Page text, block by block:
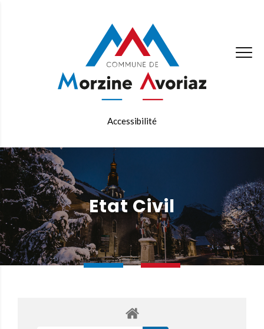
Accessibilité
Etat Civil